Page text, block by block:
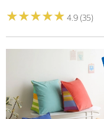
★★★★★
★★★★★ 4.9 (35)